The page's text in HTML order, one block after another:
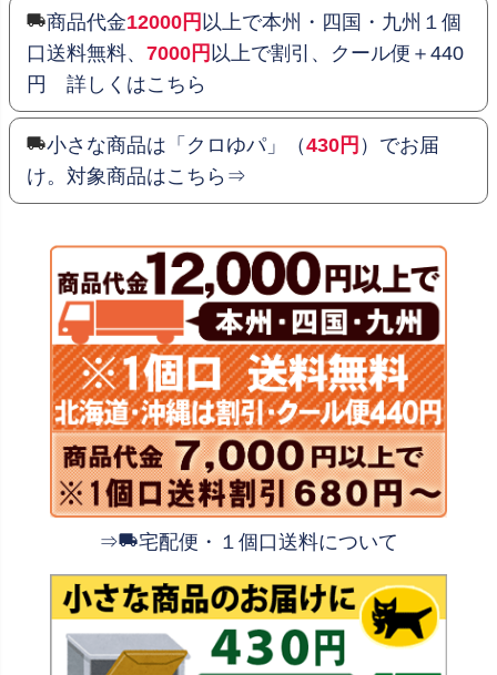
商品代金12000円 以上で本州・四国・九州１個
口送料無料、 7000円 以上で割引、クール便＋440
円 詳しくはこちら
小さな商品は「クロゆパ」（430円 ）でお届
け。対象商品はこちら⇒
⇒ 宅配便・１個口送料について